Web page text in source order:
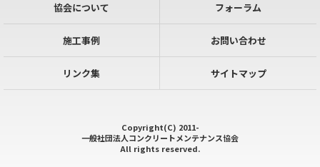
協会について フォーラム
施工事例 お問い合わせ
リンク集 サイトマップ
Copyright(C) 2011-
一般社団法人コンクリートメンテナンス協会
All rights reserved.